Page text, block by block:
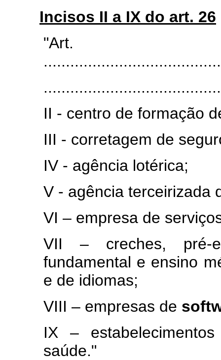
Incisos II a IX do art. 26
II - centro de formação
III - corretagem de
IV - agência lotérica;
V - agência terceirizada
VI – empresa de
VII – creches, pré-
fundamental e ensino
e de idiomas;
VIII – empresas de
IX –
saúde."